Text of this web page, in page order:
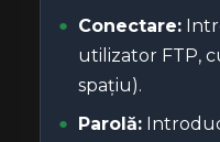
Conectare:
utilizator FTP,
spațiu).
Parolă: